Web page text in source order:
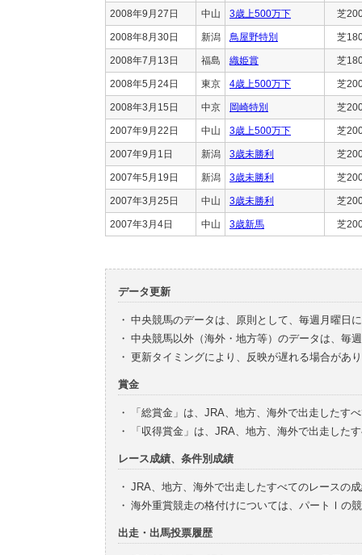
2008年9月27日 中山 3歳上500万下 芝
2008年8月30日 新潟 鳥屋野特別 芝
2008年7月13日 福島 織姫賞 芝
2008年5月24日 東京 4歳上500万下 芝
2008年3月15日 中京 岡崎特別 芝
2007年9月22日 中山 3歳上500万下 芝
2007年9月1日 新潟 3歳未勝利 芝
2007年5月19日 新潟 3歳未勝利 芝
2007年3月25日 中山 3歳未勝利 芝
2007年3月4日 中山 3歳新馬 芝
データ更新
・ 中央競馬のデータは、原則として、毎週月曜日
・ 中央競馬以外（海外・地方等）のデータは、毎
・ 更新タイミングにより、反映が遅れる場合があ
賞金
・
「総賞金」は、JRA、地方、海外で出走したす
・
「収得賞金」は、JRA、地方、海外で出走した
レース成績、条件別成績
・ JRA、地方、海外で出走したすべてのレースの
・ 海外重賞競走の格付けについては、パートⅠの
出走・出馬投票履歴